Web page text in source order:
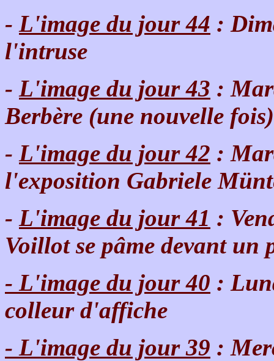
- L'image du jour 44 :
l'intruse
- L'image du jour 43 :
Berbère (une nouvelle fois)
- L'image du jour 42 :
l'exposition Gabriele
- L'image du jour 41 :
Voillot se pâme devant un
- L'image du jour 40 :
colleur d'affiche
- L'image du jour 39 :